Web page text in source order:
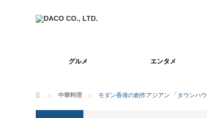
グルメ エンタメ
ホーム 中華料理 モダン香港の創作アジアン 「タウンハウ